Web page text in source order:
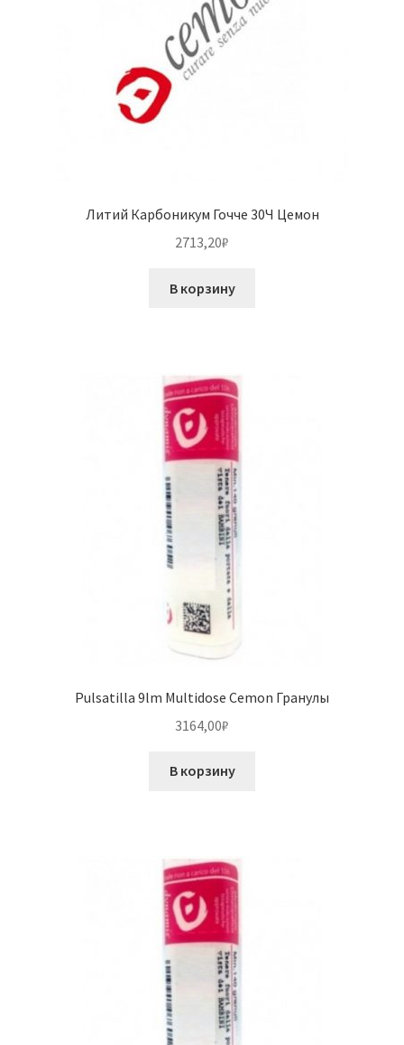
Литий Карбоникум Гочче 30Ч Цемон
2713,20₽
В корзину
Pulsatilla 9lm Multidose Cemon Гранулы
3164,00₽
В корзину